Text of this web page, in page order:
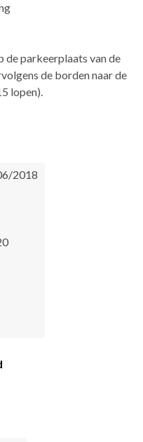
de parkeerplaats van de
de borden naar de
lopen).
2018